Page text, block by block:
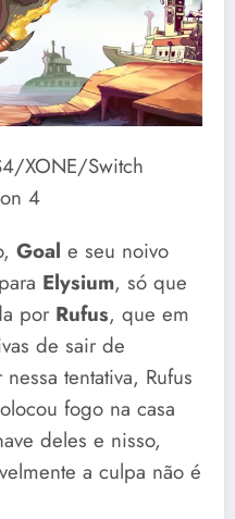
XONE/Switch
4
Goal e seu noivo
Elysium, só que
por Rufus, que em
de sair de
tentativa, Rufus
fogo na casa
deles e nisso,
a culpa não é